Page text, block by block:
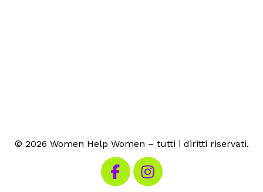
© 2026 Women Help Women – tutti i diritti riservati.
Visita la nostra pagina Facebook
Visita il nostro Instagram